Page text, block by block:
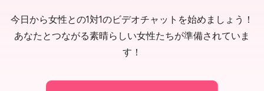
今日から女性との1対1のビデオチャットを始めましょう！
あなたとつながる素晴らしい女性たちが準備されていま
す！